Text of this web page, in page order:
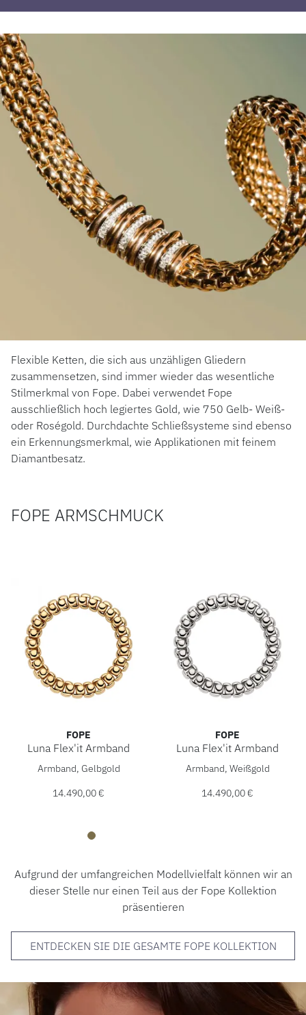
ROLEX
ROLEX CERTIFIED PRE-OWNED
UHREN
SCHMUCK
LUXURY DEALS
HOCHZEIT
Flexible Ketten, die sich aus unzähligen Gliedern
zusammensetzen, sind immer wieder das wesentliche
Stilmerkmal von Fope. Dabei verwendet Fope
ausschließlich hoch legiertes Gold, wie 750 Gelb- Weiß-
oder Roségold. Durchdachte Schließsysteme sind ebenso
ein Erkennungsmerkmal, wie Applikationen mit feinem
Diamantbesatz.
FOPE ARMSCHMUCK
FOPE
Luna Flex'it Armband
FOPE Luna Flex'it Armband, Ref:
Armband, Gelbgold
14.490,00 €
FOPE
Luna Flex'it Armband
FOPE Luna Flex'it
Armband, Weißgold
14.490,00 €
Aufgrund der umfangreichen Modellvielfalt können wir an
dieser Stelle nur einen Teil aus der Fope Kollektion
präsentieren
ENTDECKEN SIE DIE GESAMTE FOPE KOLLEKTION